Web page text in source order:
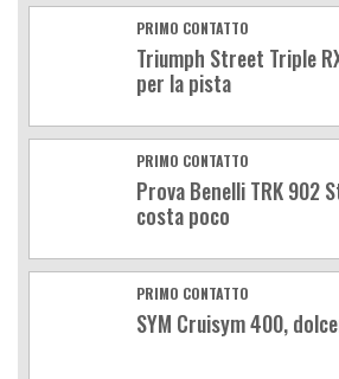
PRIMO CONTATTO
Triumph Street Triple
per la pista
PRIMO CONTATTO
Prova Benelli TRK 902
costa poco
PRIMO CONTATTO
SYM Cruisym 400,